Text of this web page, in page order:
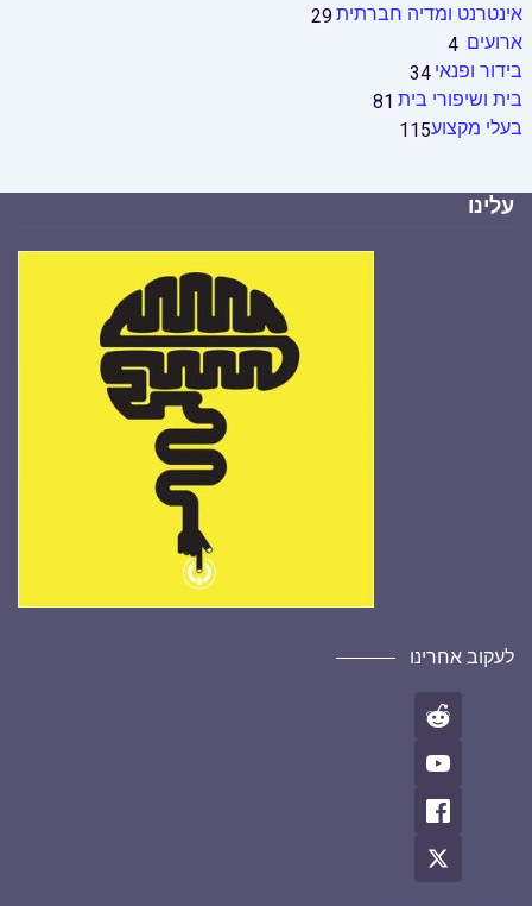
אינטרנט ומדיה חברתית29
ארועים 4
בידור ופנאי 34
בית ושיפורי בית 81
בעלי מקצוע115
עלינו
לעקוב אחרינו